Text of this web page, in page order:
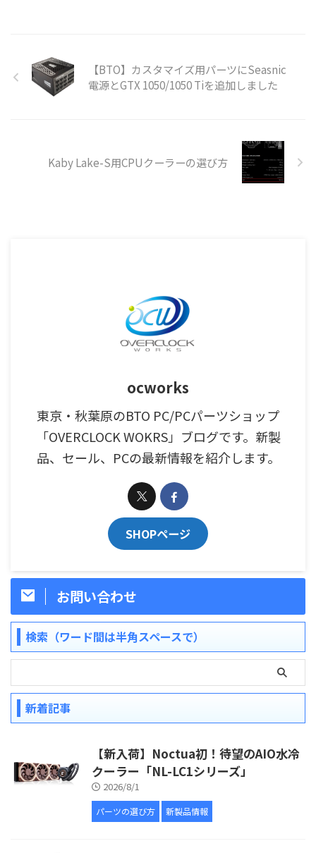
【BTO】カスタマイズ用パーツにSeasnic
電源とGTX 1050/1050 Tiを追加しました
Kaby Lake-S用CPUクーラーの選び方
ocworks
東京・秋葉原のBTO PC/PCパーツショップ
「OVERCLOCK WOKRS」ブログです。新製
品、セール、PCの最新情報を紹介します。
SHOPページ
お問い合わせ
検索（ワード間は半角スペースで）
新着記事
【新入荷】Noctua初！待望のAIO水冷
クーラー「NL-LC1シリーズ」
2026/8/1
パーツの選び方 新製品情報